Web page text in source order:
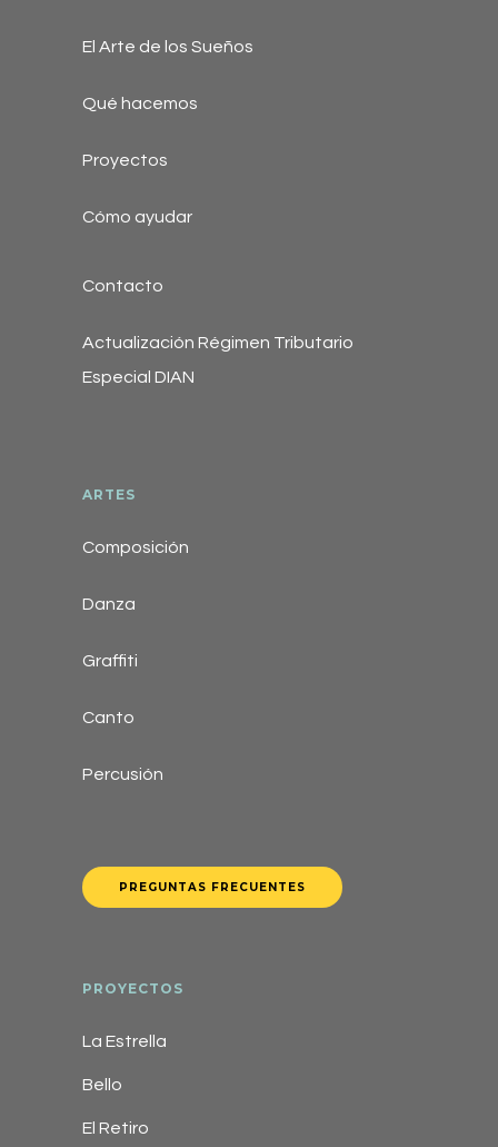
El Arte de los Sueños
Qué hacemos
Proyectos
Cómo ayudar
Contacto
Actualización Régimen Tributario
Especial DIAN
ARTES
Composición
Danza
Graffiti
Canto
Percusión
PREGUNTAS FRECUENTES
PROYECTOS
La Estrella
Bello
El Retiro